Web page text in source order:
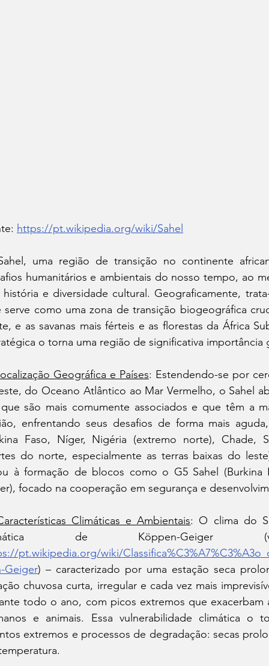
https://pt.wikipedia.org/wiki/Sahel
uma região de transição no continente
humanitários e ambientais do nosso tempo, ao
história e diversidade cultural. Geograficamente,
serve como uma zona de transição biogeográfica
e as savanas mais férteis e as florestas da África
o torna uma região de significativa importância
Geográfica e Países: Estendendo-se por
do Oceano Atlântico ao Mar Vermelho, o Sahel
são mais comumente associados e que têm a
enfrentando seus desafios de forma mais
Faso, Níger, Nigéria (extremo norte), Chade,
do norte, especialmente as terras baixas do
à formação de blocos como o G5 Sahel (Burkina
focado na cooperação em segurança e
Climáticas e Ambientais: O clima do
pt.wikipedia.org/wiki/
Geiger) – caracterizado por uma estação seca
chuvosa curta, irregular e cada vez mais
todo o ano, com picos extremos que
e animais. Essa vulnerabilidade climática o
extremos e processos de degradação: secas